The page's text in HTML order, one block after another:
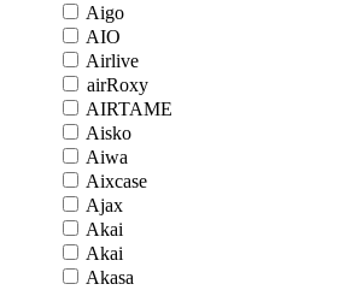
Aigo
AIO
Airlive
airRoxy
AIRTAME
Aisko
Aiwa
Aixcase
Ajax
Akai
Akai
Akasa